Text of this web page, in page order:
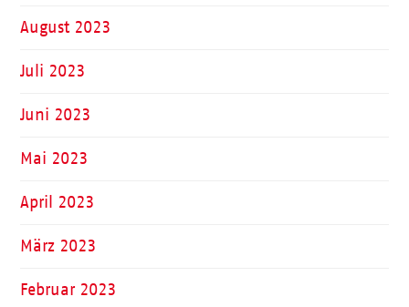
August 2023
Juli 2023
Juni 2023
Mai 2023
April 2023
März 2023
Februar 2023